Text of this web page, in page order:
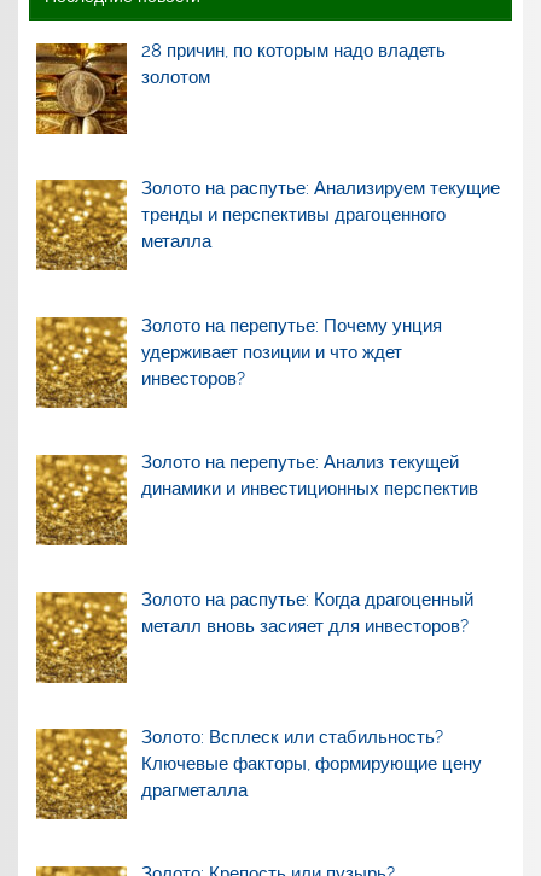
28 причин, по которым надо владеть
золотом
Золото на распутье: Анализируем текущие
тренды и перспективы драгоценного
металла
Золото на перепутье: Почему унция
удерживает позиции и что ждет
инвесторов?
Золото на перепутье: Анализ текущей
динамики и инвестиционных перспектив
Золото на распутье: Когда драгоценный
металл вновь засияет для инвесторов?
Золото: Всплеск или стабильность?
Ключевые факторы, формирующие цену
драгметалла